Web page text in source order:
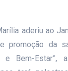
aderiu ao
promoção da
e Bem-Estar”,